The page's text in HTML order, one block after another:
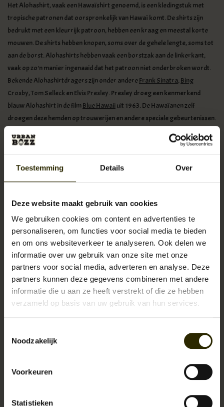
Toestemming Details Over
Deze website maakt gebruik van cookies
We gebruiken cookies om content en advertenties te
personaliseren, om functies voor social media te bieden
en om ons websiteverkeer te analyseren. Ook delen we
informatie over uw gebruik van onze site met onze
partners voor social media, adverteren en analyse. Deze
partners kunnen deze gegevens combineren met andere
informatie die u aan ze heeft verstrekt of die ze hebben
verzameld op basis van uw gebruik van hun services.
Noodzakelijk
Voorkeuren
Statistieken
Het Alohashirt, vaak eenHawaïshirt genoemd, is een kledingstuk met
tropische patronen dat oorspronkelijk van Hawaï komt. De shirts zijn
bedrukt met een kleurrijk patroon, hebben een kraag en meestal korte
mouwen. De shirts hebben knopen, soms over de gehele lengte, soms tot
aan de borst. Alohashirts hebben vaak een borstzak aan de linkerkant,
vaak op zo'n manier ingenaaid dat het patroon niet onderbroken wordt.
Bekende Alohashirtdragers zijn onder andereFrank Sinatra, Bing
Crosby,Tom Selleck enElvis Presley. Presley droeg een kenmerkend
blauw Alohashirt in de filmBlue Hawaiiuit 1963. De Hawaïanen zelf
droegen deze hemden op trouwerijen en andere speciale gebeurtenissen.
werknemers in de zomermaanden toe te staan een alohashirt te dragen.
De zakenwereld was destijds nog tegen: hoe warm het ook is, een
zakenman draagt een pak en een das. Maar de stad Honolulu, en later het
gehele eiland, stond het dragen van het Alohashirt toe van juni tot
ontwerpen en kledingbedrijven begonnen een campagne om
Friday"te introduceren, een traditie die in 1966 zijn intrede deed. Op die
dag mochten werknemers een Alohashirt dragen. Deze traditie is naar
het vasteland overgeslagen waar het "Casual Friday" wordt genoemd.
Vandaag de dag staan alle werkgevers het continu dragen van een
Alohashirt toe.
Let op in onze
hebben wij honderden vintage Hawaii en
zomerse shirts op voorraad prijzen vanaf €19,95
Geweven overhemd met technische print.